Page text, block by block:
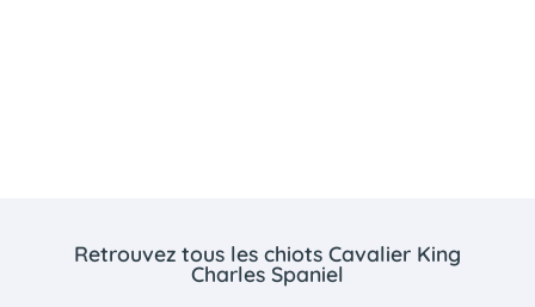
Retrouvez tous les chiots Cavalier King
Charles Spaniel